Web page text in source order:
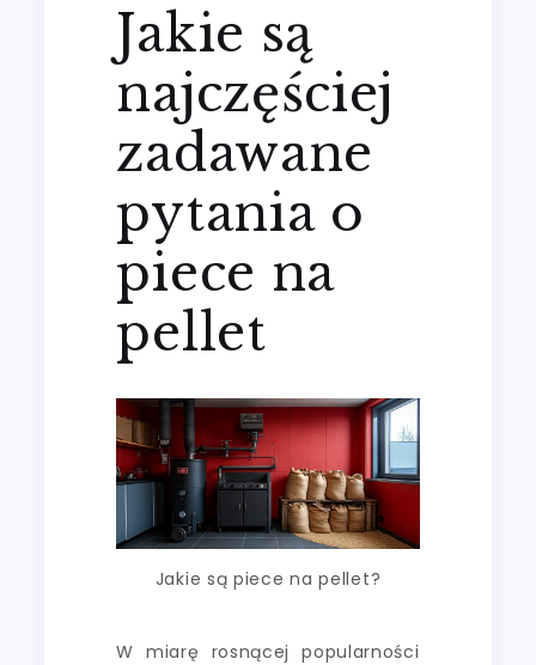
Jakie są
najczęściej
zadawane
pytania o
piece na
pellet
Jakie są piece na pellet?
W miarę rosnącej popularności